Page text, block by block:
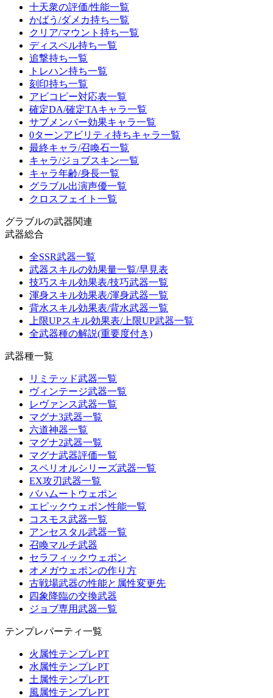
十天衆の評価/性能一覧
かばう/ダメカ持ち一覧
クリア/マウント持ち一覧
ディスペル持ち一覧
追撃持ち一覧
トレハン持ち一覧
刻印持ち一覧
アビコピー対応表一覧
確定DA/確定TAキャラ一覧
サブメンバー効果キャラ一覧
0ターンアビリティ持ちキャラ一覧
最終キャラ/召喚石一覧
キャラ/ジョブスキン一覧
キャラ年齢/身長一覧
グラブル出演声優一覧
クロスフェイト一覧
グラブルの武器関連
武器総合
全SSR武器一覧
武器スキルの効果量一覧/早見表
技巧スキル効果表/技巧武器一覧
渾身スキル効果表/渾身武器一覧
背水スキル効果表/背水武器一覧
上限UPスキル効果表/上限UP武器一覧
全武器種の解説(重要度付き)
武器種一覧
リミテッド武器一覧
ヴィンテージ武器一覧
レヴァンス武器一覧
マグナ3武器一覧
六道神器一覧
マグナ2武器一覧
マグナ武器評価一覧
スペリオルシリーズ武器一覧
EX攻刃武器一覧
バハムートウェポン
エピックウェポン性能一覧
コスモス武器一覧
アンセスタル武器一覧
召喚マルチ武器
セラフィックウェポン
オメガウェポンの作り方
古戦場武器の性能と属性変更先
四象降臨の交換武器
ジョブ専用武器一覧
テンプレパーティ一覧
火属性テンプレPT
水属性テンプレPT
土属性テンプレPT
風属性テンプレPT